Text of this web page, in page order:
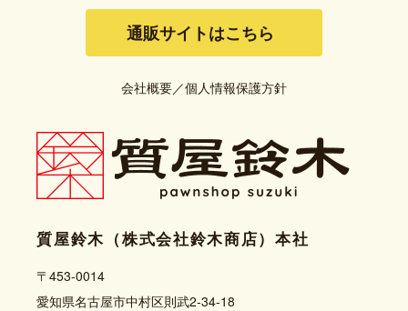
通販サイトはこちら
会社概要／個人情報保護方針
質屋鈴木（株式会社鈴木商店）本社
〒453-0014
愛知県名古屋市中村区則武2-34-18